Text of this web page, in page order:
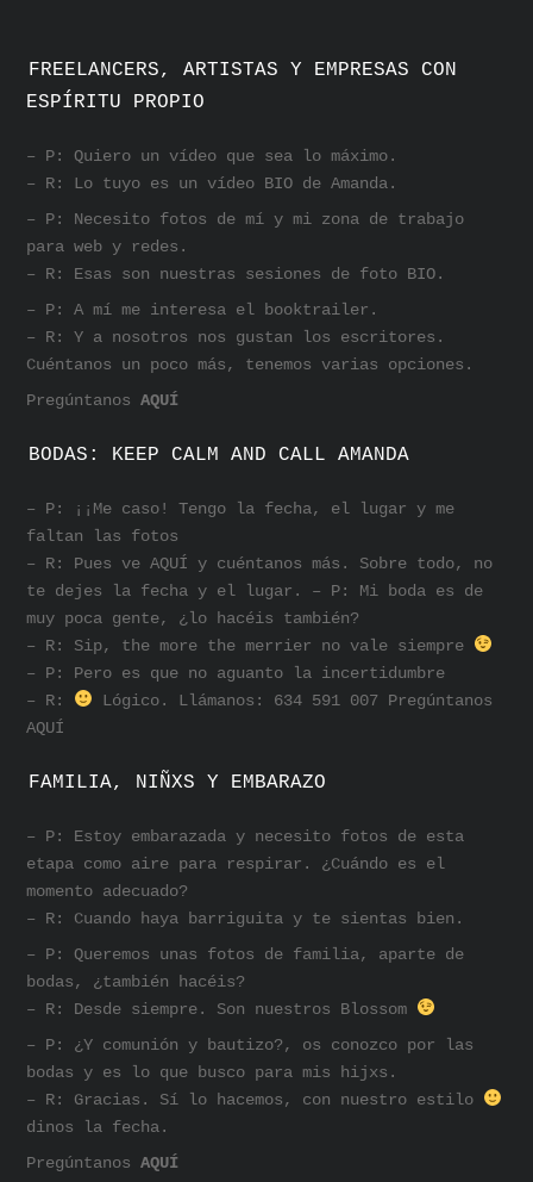
FREELANCERS, ARTISTAS Y EMPRESAS CON
ESPÍRITU PROPIO
– P: Quiero un vídeo que sea lo máximo.
– R: Lo tuyo es un vídeo BIO de Amanda.
– P: Necesito fotos de mí y mi zona de trabajo
para web y redes.
– R: Esas son nuestras sesiones de foto BIO.
– P: A mí me interesa el booktrailer.
– R: Y a nosotros nos gustan los escritores.
Cuéntanos un poco más, tenemos varias opciones.
PregúntanosAQUÍ
BODAS: KEEP CALM AND CALL AMANDA
– P: ¡¡Me caso! Tengo la fecha, el lugar y me
faltan las fotos
– R: Pues ve AQUÍ y cuéntanos más. Sobre todo, no
te dejes la fecha y el lugar. – P: Mi boda es de
muy poca gente, ¿lo hacéis también?
– R: Sip, the more the merrier no vale siempre
– P: Pero es que no aguanto la incertidumbre
– R:
Lógico. Llámanos: 634 591 007 Pregúntanos
AQUÍ
FAMILIA, NIÑXS Y EMBARAZO
– P: Estoy embarazada y necesito fotos de esta
etapa como aire para respirar. ¿Cuándo es el
momento adecuado?
– R: Cuando haya barriguita y te sientas bien.
– P: Queremos unas fotos de familia, aparte de
bodas, ¿también hacéis?
– R: Desde siempre. Son nuestros Blossom
– P: ¿Y comunión y bautizo?, os conozco por las
bodas y es lo que busco para mis hijxs.
– R: Gracias. Sí lo hacemos, con nuestro estilo
dinos la fecha.
PregúntanosAQUÍ